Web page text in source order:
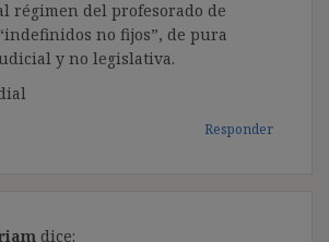
régimen del profesorado de
no fijos”, de pura
y no legislativa.
Responder
dice: